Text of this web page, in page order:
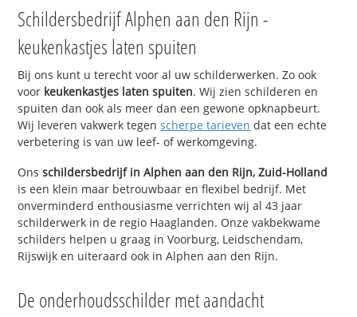
Schildersbedrijf Alphen aan den Rijn -
keukenkastjes laten spuiten
Bij ons kunt u terecht voor al uw schilderwerken. Zo ook
voor keukenkastjes laten spuiten. Wij zien schilderen en
spuiten dan ook als meer dan een gewone opknapbeurt.
Wij leveren vakwerk tegenscherpe tarieven dat een echte
verbetering is van uw leef- of werkomgeving.
Onsschildersbedrijf in Alphen aan den Rijn, Zuid-Holland
is een klein maar betrouwbaar en flexibel bedrijf. Met
onverminderd enthousiasme verrichten wij al 43 jaar
schilderwerk in de regio Haaglanden. Onze vakbekwame
schilders helpen u graag in Voorburg, Leidschendam,
Rijswijk en uiteraard ook in Alphen aan den Rijn.
De onderhoudsschilder met aandacht